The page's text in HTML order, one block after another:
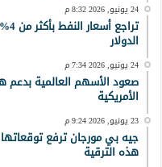
24 يونيو, 2026 8:32 م
الدولار
24 يونيو, 2026 7:34 م
صعود الأسهم العالمية بدعم
الأمريكية
23 يونيو, 2026 9:24 م
جيه بي مورجان ترفع
هذه الترقية